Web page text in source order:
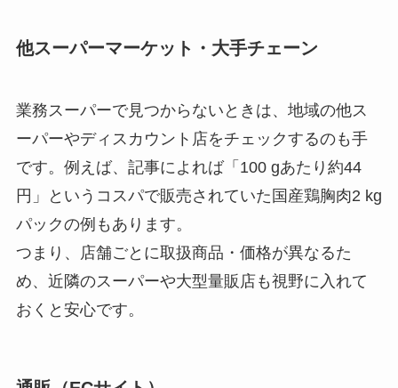
他スーパーマーケット・大手チェーン
業務スーパーで見つからないときは、地域の他ス
ーパーやディスカウント店をチェックするのも手
です。例えば、記事によれば「100 gあたり約44
円」というコスパで販売されていた国産鶏胸肉2 kg
パックの例もあります。
つまり、店舗ごとに取扱商品・価格が異なるた
め、近隣のスーパーや大型量販店も視野に入れて
おくと安心です。